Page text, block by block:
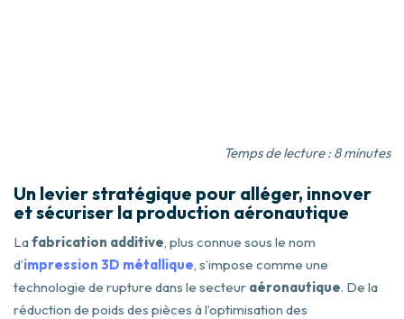
Temps de lecture : 8 minutes
Un levier stratégique pour alléger, innover
et sécuriser la production aéronautique
Lafabrication additive, plus connue sous le nom
d’impression 3D métallique, s’impose comme une
technologie de rupture dans le secteur aéronautique. De la
réduction de poids des pièces à l’optimisation des